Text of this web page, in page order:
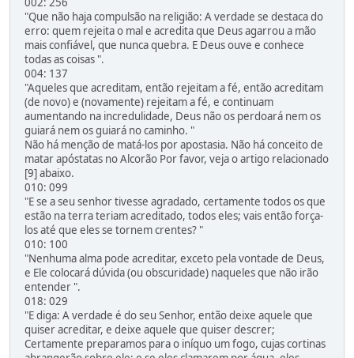
"Que não haja compulsão na religião: A verdade se destaca do
erro: quem rejeita o mal e acredita que Deus agarrou a mão
mais confiável, que nunca quebra. E Deus ouve e conhece
todas as coisas ".
004: 137
"Aqueles que acreditam, então rejeitam a fé, então acreditam
(de novo) e (novamente) rejeitam a fé, e continuam
aumentando na incredulidade, Deus não os perdoará nem os
guiará nem os guiará no caminho. "
Não há menção de matá-los por apostasia. Não há conceito de
matar apóstatas no Alcorão Por favor, veja o artigo relacionado
[9] abaixo.
010: 099
"E se a seu senhor tivesse agradado, certamente todos os que
estão na terra teriam acreditado, todos eles; vais então força-
los até que eles se tornem crentes? "
010: 100
"Nenhuma alma pode acreditar, exceto pela vontade de Deus,
e Ele colocará dúvida (ou obscuridade) naqueles que não irão
entender ".
018: 029
"E diga: A verdade é do seu Senhor, então deixe aquele que
quiser acreditar, e deixe aquele que quiser descrer;
Certamente preparamos para o iníquo um fogo, cujas cortinas